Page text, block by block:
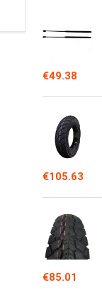
€49.38
€105.63
€85.01